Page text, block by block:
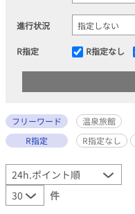
進行状況
R指定 R指定なし
フリーワード
温泉旅館
R指定
R指定なし
件